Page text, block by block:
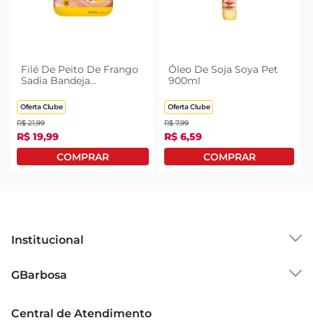
Filé De Peito De Frango
Sadia Bandeja
Oferta Clube
R$ 21,99
R$ 19,99
Óleo De Soja Soya Pet
900ml
Oferta Clube
R$ 7,99
R$ 6,59
Institucional
Grupo Cencosud
Sobre Privacidade
GBarbosa
Garantia Estendida
Central de Atendimento